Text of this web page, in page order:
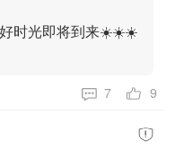
好时光即将到来☀️☀️☀️
7 9